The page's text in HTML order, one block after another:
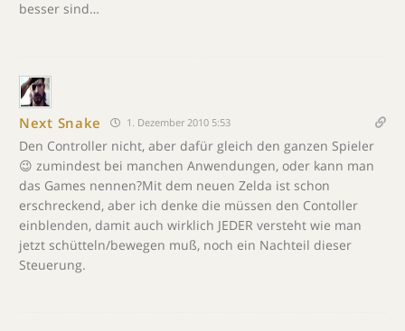
besser sind…
Next Snake 1. Dezember 2010 5:53
Den Controller nicht, aber dafür gleich den ganzen Spieler
😉 zumindest bei manchen Anwendungen, oder kann man
das Games nennen?Mit dem neuen Zelda ist schon
erschreckend, aber ich denke die müssen den Contoller
einblenden, damit auch wirklich JEDER versteht wie man
jetzt schütteln/bewegen muß, noch ein Nachteil dieser
Steuerung.